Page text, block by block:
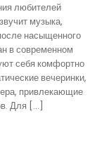
любителей
музыка,
насыщенного
в современном
себя комфортно
вечеринки,
привлекающие
Для […]